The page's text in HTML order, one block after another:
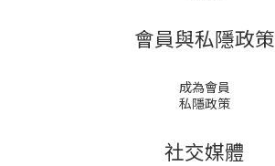
會員與私隱政策
成為會員
私隱政策
社交媒體